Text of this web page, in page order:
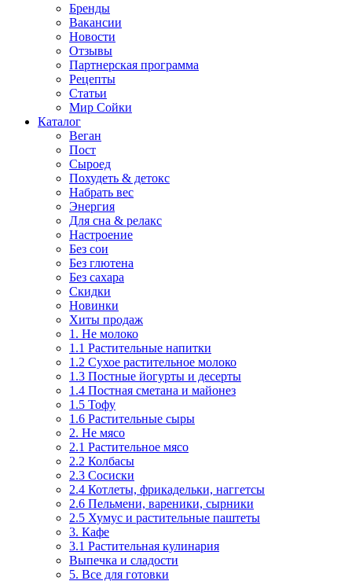
Бренды
Вакансии
Новости
Отзывы
Партнерская программа
Рецепты
Статьи
Мир Сойки
Каталог
Веган
Пост
Сыроед
Похудеть & детокс
Набрать вес
Энергия
Для сна & релакс
Настроение
Без сои
Без глютена
Без сахара
Скидки
Новинки
Хиты продаж
1. Не молоко
1.1 Растительные напитки
1.2 Сухое растительное молоко
1.3 Постные йогурты и десерты
1.4 Постная сметана и майонез
1.5 Тофу
1.6 Растительные сыры
2. Не мясо
2.1 Растительное мясо
2.2 Колбасы
2.3 Сосиски
2.4 Котлеты, фрикадельки, наггетсы
2.6 Пельмени, вареники, сырники
2.5 Хумус и растительные паштеты
3. Кафе
3.1 Растительная кулинария
Выпечка и сладости
5. Все для готовки